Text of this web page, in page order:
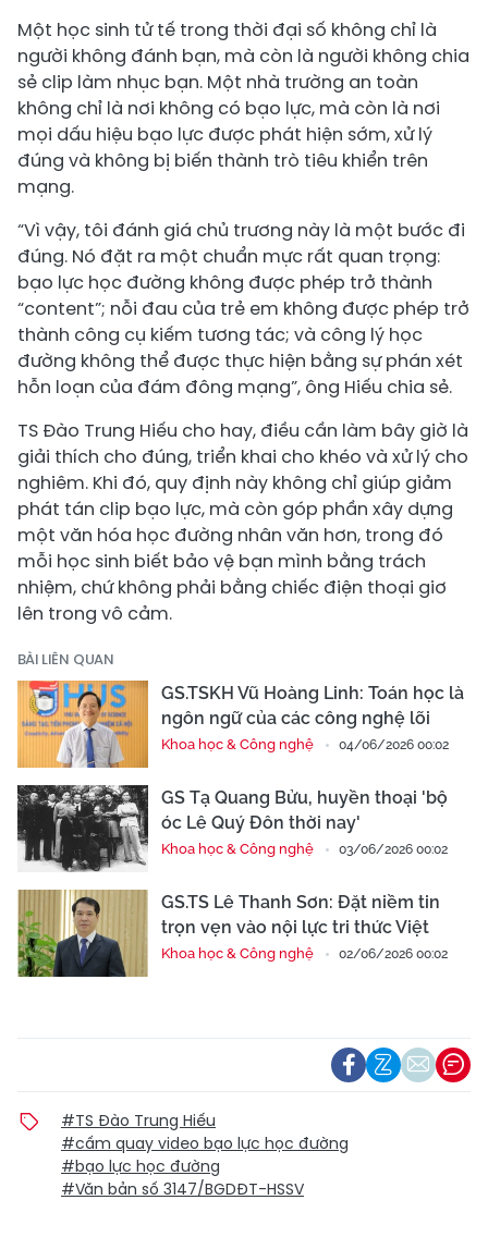
Một học sinh tử tế trong thời đại số không chỉ là
người không đánh bạn, mà còn là người không chia
sẻ clip làm nhục bạn. Một nhà trường an toàn
không chỉ là nơi không có bạo lực, mà còn là nơi
mọi dấu hiệu bạo lực được phát hiện sớm, xử lý
đúng và không bị biến thành trò tiêu khiển trên
mạng.
“Vì vậy, tôi đánh giá chủ trương này là một bước đi
đúng. Nó đặt ra một chuẩn mực rất quan trọng:
bạo lực học đường không được phép trở thành
“content”; nỗi đau của trẻ em không được phép trở
thành công cụ kiếm tương tác; và công lý học
đường không thể được thực hiện bằng sự phán xét
hỗn loạn của đám đông mạng”, ông Hiếu chia sẻ.
TS Đào Trung Hiếu cho hay, điều cần làm bây giờ là
giải thích cho đúng, triển khai cho khéo và xử lý cho
nghiêm. Khi đó, quy định này không chỉ giúp giảm
phát tán clip bạo lực, mà còn góp phần xây dựng
một văn hóa học đường nhân văn hơn, trong đó
mỗi học sinh biết bảo vệ bạn mình bằng trách
nhiệm, chứ không phải bằng chiếc điện thoại giơ
lên trong vô cảm.
BÀI LIÊN QUAN
GS.TSKH Vũ Hoàng Linh: Toán học là
ngôn ngữ của các công nghệ lõi
Khoa học & Công nghệ 04/06/2026 00:02
GS Tạ Quang Bửu, huyền thoại 'bộ
óc Lê Quý Đôn thời nay'
Khoa học & Công nghệ 03/06/2026 00:02
GS.TS Lê Thanh Sơn: Đặt niềm tin
trọn vẹn vào nội lực tri thức Việt
Khoa học & Công nghệ 02/06/2026 00:02
#TS Đào Trung Hiếu
#cấm quay video bạo lực học đường
#bạo lực học đường
#Văn bản số 3147/BGDĐT-HSSV